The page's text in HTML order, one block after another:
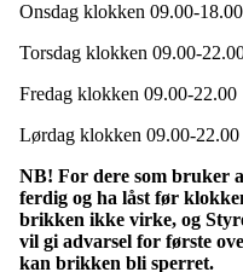
Onsdag klokken 09.00-18.00
Torsdag klokken 09.00-
Fredag klokken 09.00-22.00
Lørdag klokken 09.00-22.00
NB! For dere som bruker
ferdig og ha låst før
brikken ikke virke, og
vil gi advarsel for første
kan brikken bli sperret.